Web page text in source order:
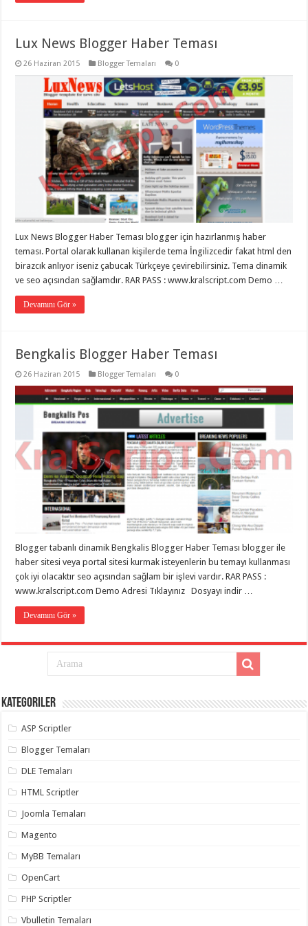
Lux News Blogger Haber Teması
26 Haziran 2015 Blogger Temaları 0
Lux News Blogger Haber Teması blogger için hazırlanmış haber
teması. Portal olarak kullanan kişilerde tema İngilizcedir fakat html den
birazcık anlıyor iseniz çabucak Türkçeye çevirebilirsiniz. Tema dinamik
ve seo açısından sağlamdır. RAR PASS : www.kralscript.com Demo …
Devamını Gör »
Bengkalis Blogger Haber Teması
26 Haziran 2015 Blogger Temaları 0
Blogger tabanlı dinamik Bengkalis Blogger Haber Teması blogger ile
haber sitesi veya portal sitesi kurmak isteyenlerin bu temayı kullanması
çok iyi olacaktır seo açısından sağlam bir işlevi vardır. RAR PASS :
www.kralscript.com Demo Adresi Tıklayınız Dosyayı indir …
Devamını Gör »
Kategoriler
ASP Scriptler
Blogger Temaları
DLE Temaları
HTML Scriptler
Joomla Temaları
Magento
MyBB Temaları
OpenCart
PHP Scriptler
Vbulletin Temaları